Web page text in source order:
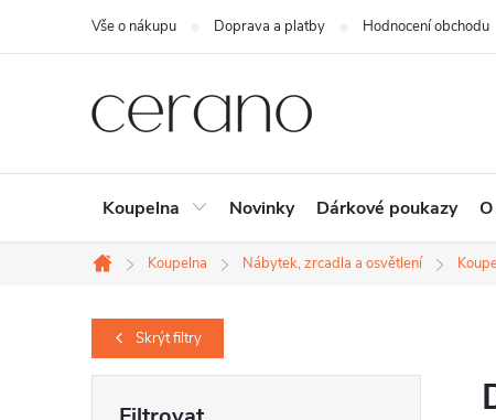
Vše o nákupu Doprava a platby Hodnocení obchodu
Koupelna Novinky Dárkové poukazy
Domů
Koupelna Nábytek, zrcadla a osvětlení
Skrýtfiltry